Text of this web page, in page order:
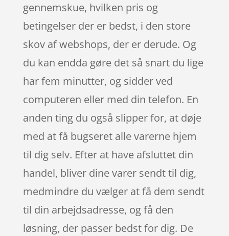
gennemskue, hvilken pris og
betingelser der er bedst, i den store
skov af webshops, der er derude. Og
du kan endda gøre det så snart du lige
har fem minutter, og sidder ved
computeren eller med din telefon. En
anden ting du også slipper for, at døje
med at få bugseret alle varerne hjem
til dig selv. Efter at have afsluttet din
handel, bliver dine varer sendt til dig,
medmindre du vælger at få dem sendt
til din arbejdsadresse, og få den
løsning, der passer bedst for dig. De